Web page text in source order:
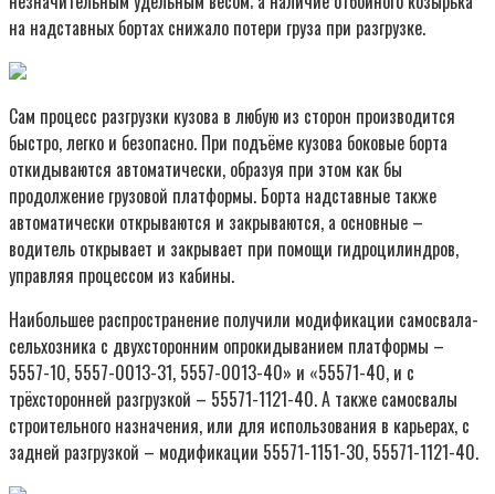
на надставных бортах снижало потери груза при разгрузке.
Сам процесс разгрузки кузова в любую из сторон производится
быстро, легко и безопасно. При подъёме кузова боковые борта
откидываются автоматически, образуя при этом как бы
продолжение грузовой платформы. Борта надставные также
автоматически открываются и закрываются, а основные –
водитель открывает и закрывает при помощи гидроцилиндров,
управляя процессом из кабины.
Наибольшее распространение получили модификации самосвала-
сельхозника с двухсторонним опрокидыванием платформы –
5557-10, 5557-0013-31, 5557-0013-40» и «55571-40, и с
трёхсторонней разгрузкой – 55571-1121-40. А также самосвалы
строительного назначения, или для использования в карьерах, с
задней разгрузкой – модификации 55571-1151-30, 55571-1121-40.